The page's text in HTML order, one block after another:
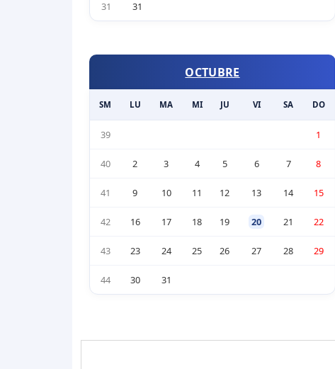
31 31
OCTUBRE
SM LU MA MI JU VI SA DO
39 1
40 2 3 4 5 6 7 8
41 9 10 11 12 13 14 15
42 16 17 18 19 20 21 22
43 23 24 25 26 27 28 29
44 30 31